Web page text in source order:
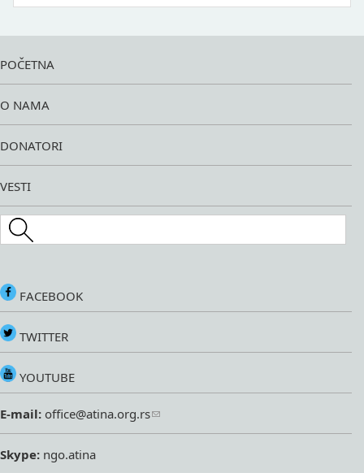
POČETNA
O NAMA
DONATORI
VESTI
Search this site
FACEBOOK
TWITTER
YOUTUBE
E-mail: office@atina.org.rs
Skype: ngo.atina